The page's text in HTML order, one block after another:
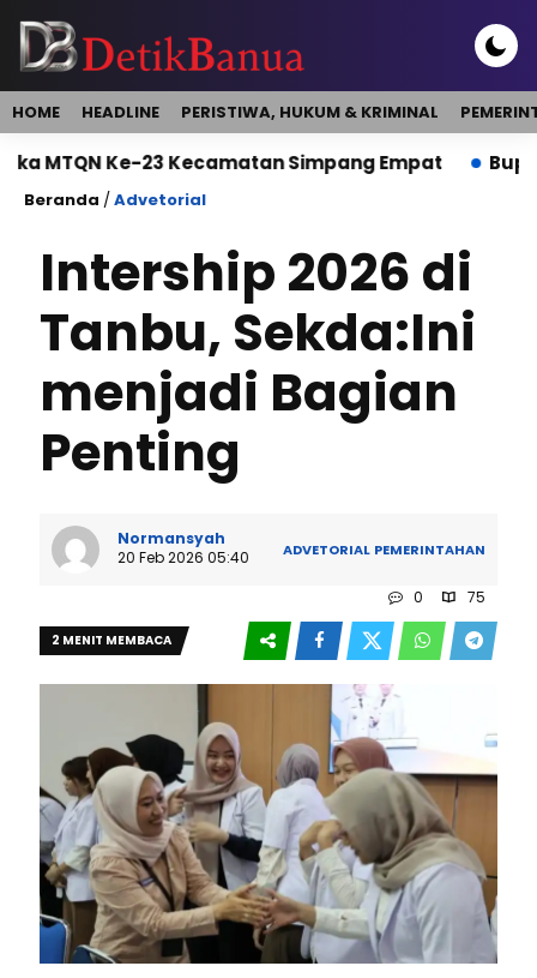
HOME HEADLINE PERISTIWA, HUKUM & KRIMINAL
Ke-23 Kecamatan Simpang Empat Bupati
Beranda /Advetorial
Intership 2026 di
Tanbu, Sekda:Ini
menjadi Bagian
Penting
Normansyah
20 Feb 2026 05:40
ADVETORIAL PEMERINTAHAN
0 75
2 MENIT MEMBACA